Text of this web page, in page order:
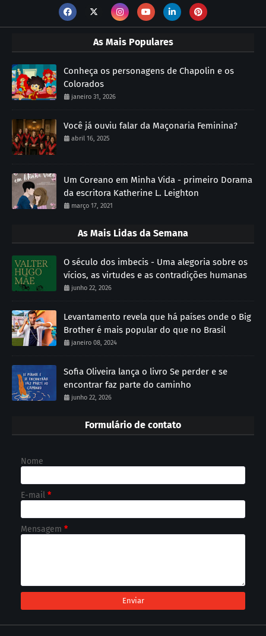
As Mais Populares
Conheça os personagens de Chapolin e os
Colorados
janeiro 31, 2026
Você já ouviu falar da Maçonaria Feminina?
abril 16, 2025
Um Coreano em Minha Vida - primeiro Dorama
da escritora Katherine L. Leighton
março 17, 2021
As Mais Lidas da Semana
O século dos imbecis - Uma alegoria sobre os
vícios, as virtudes e as contradições humanas
junho 22, 2026
Levantamento revela que há países onde o Big
Brother é mais popular do que no Brasil
janeiro 08, 2024
Sofia Oliveira lança o livro Se perder e se
encontrar faz parte do caminho
junho 22, 2026
Formulário de contato
Nome
E-mail *
Mensagem *